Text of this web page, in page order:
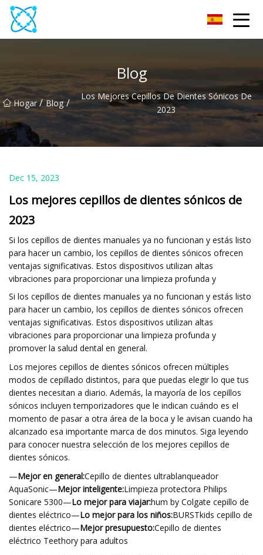
Blog
Hogar/ Blog /
Los Mejores Cepillos De Dientes Sónicos De
2023
Dec 15, 2023
Los mejores cepillos de dientes sónicos de
2023
Si los cepillos de dientes manuales ya no funcionan y estás listo
para hacer un cambio, los cepillos de dientes sónicos ofrecen
ventajas significativas. Estos dispositivos utilizan altas
vibraciones para proporcionar una limpieza profunda y
Si los cepillos de dientes manuales ya no funcionan y estás listo
para hacer un cambio, los cepillos de dientes sónicos ofrecen
ventajas significativas. Estos dispositivos utilizan altas
vibraciones para proporcionar una limpieza profunda y
promover la salud dental en general.
Los mejores cepillos de dientes sónicos ofrecen múltiples
modos de cepillado distintos, para que puedas elegir lo que tus
dientes necesitan a diario. Además, la mayoría de los cepillos
sónicos incluyen temporizadores que le indican cuándo es el
momento de pasar a otra área de la boca y le avisan cuando ha
alcanzado esa importante marca de dos minutos. Siga leyendo
para conocer nuestra selección de los mejores cepillos de
dientes sónicos.
—Mejor en general:Cepillo de dientes ultrablanqueador
AquaSonic—Mejor inteligente:Limpieza protectora Philips
Sonicare 5300—Lo mejor para viajar:hum by Colgate cepillo de
dientes eléctrico—Lo mejor para los niños:BURSTkids cepillo de
dientes eléctrico—Mejor presupuesto:Cepillo de dientes
eléctrico Teethory para adultos